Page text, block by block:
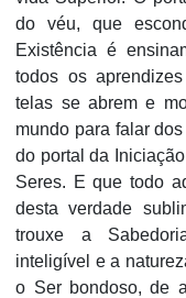
do véu, que
Existência é
todos os
telas se abrem e
mundo para falar
do portal da
Seres. E que todo
desta verdade
trouxe a
inteligível e a
o Ser bondoso, de